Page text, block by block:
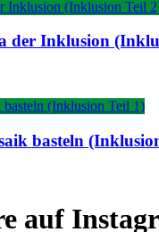
der Inklusion
basteln
auf